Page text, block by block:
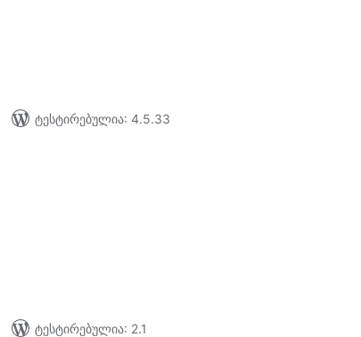
ტესტირებულია: 4.5.33
ტესტირებულია: 2.1